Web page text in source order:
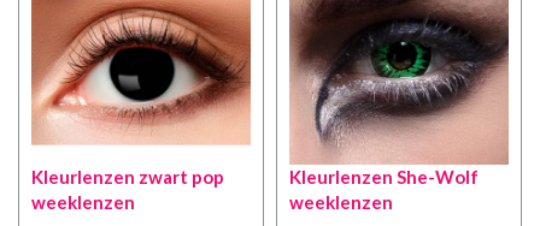
Kleurlenzen zwart pop
weeklenzen
Kleurlenzen She-Wolf
weeklenzen